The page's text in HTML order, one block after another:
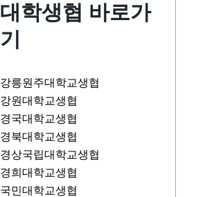
대학생협 바로가
기
강릉원주대학교생협
강원대학교생협
경국대학교생협
경북대학교생협
경상국립대학교생협
경희대학교생협
국민대학교생협